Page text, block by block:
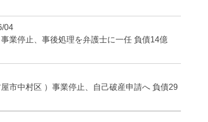
04
業停止、事後処理を弁護士に一任 負債14億
市中村区 ）事業停止、自己破産申請へ 負債29